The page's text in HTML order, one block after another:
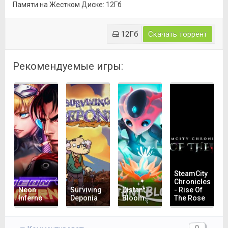
Памяти на Жестком Диске: 12Гб
12Гб Скачать торрент
Рекомендуемые игры:
Neon
Inferno
Surviving
Deponia
Distant
Bloom
SteamCity
Chronicles
- Rise Of
The Rose